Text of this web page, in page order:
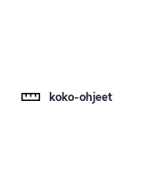
koko-ohjeet